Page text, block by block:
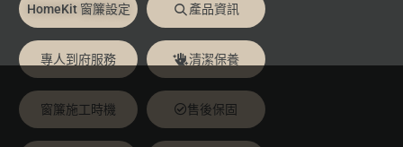
HomeKit 窗簾設定 產品資訊
專人到府服務 清潔保養
窗簾施工時機 售後保固